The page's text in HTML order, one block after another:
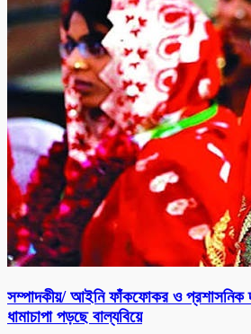
সম্পাদকীয়/ আইনি ফাঁকফোকর ও প্রশাসনিক
ধামাচাপা পড়ছে বাল্যবিয়ে